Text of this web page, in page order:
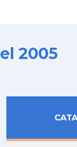
2005